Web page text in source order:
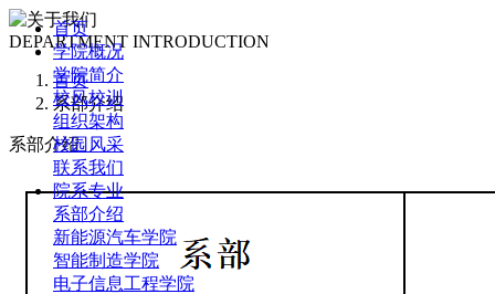
首页
学院概况
学院简介
校风校训
组织架构
校园风采
联系我们
院系专业
系部介绍
新能源汽车学院
智能制造学院
电子信息工程学院
DEPARTMENT INTRODUCTION
首页
系部介绍
系部介绍